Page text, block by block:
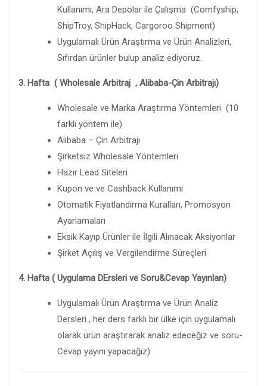
Kullanımı, Ara Depolar ile Çalışma (Comfyship,
ShipTroy, ShipHack, Cargoroo Shipment)
Uygulamalı Ürün Araştırma ve Ürün Analizleri,
Sıfırdan ürünler bulup analiz ediyoruz.
3. Hafta ( Wholesale Arbitraj , Alibaba-Çin Arbitrajı)
Wholesale ve Marka Araştırma Yöntemleri (10
farklı yöntem ile)
Alibaba – Çin Arbitrajı
Şirketsiz Wholesale Yöntemleri
Hazır Lead Siteleri
Kupon ve ve Cashback Kullanımı
Otomatik Fiyatlandırma Kuralları, Promosyon
Ayarlamaları
Eksik Kayıp Ürünler ile İlgili Alınacak Aksiyonlar
Şirket Açılış ve Vergilendirme Süreçleri
4. Hafta ( Uygulama DErsleri ve Soru&Cevap Yayınları)
Uygulamalı Ürün Araştırma ve Ürün Analiz
Dersleri , her ders farklı bir ülke için uygulamalı
olarak ürün araştırarak analiz edeceğiz ve soru-
Cevap yayını yapacağız)